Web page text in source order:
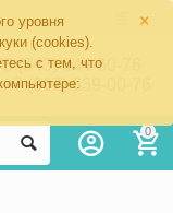
×
уровня
(cookies).
с тем, что
8 (343) 344-60-76
+7 (967) 639-00-76
0